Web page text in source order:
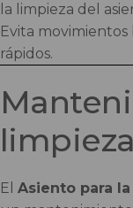
la limpieza del
Evita movimientos
rápidos.
limpieza
El Asiento para